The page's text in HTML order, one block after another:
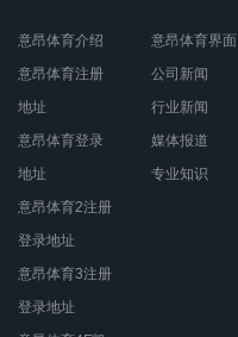
意昂体育介绍
意昂体育注册
地址
意昂体育登录
地址
意昂体育2注册
登录地址
意昂体育3注册
登录地址
意昂体育界面
公司新闻
行业新闻
媒体报道
专业知识